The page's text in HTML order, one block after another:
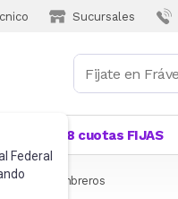
Sucursales
Federal
18 cuotas FIJAS
Gorras y sombreros